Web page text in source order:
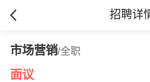
招聘详
市场营销/全职
面议